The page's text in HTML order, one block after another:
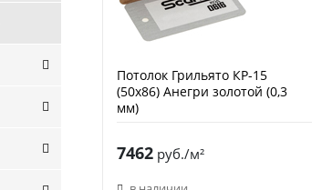
Потолок Грильято КР-15
(50х86) Анегри золотой (0,3
мм)
7462руб./м²